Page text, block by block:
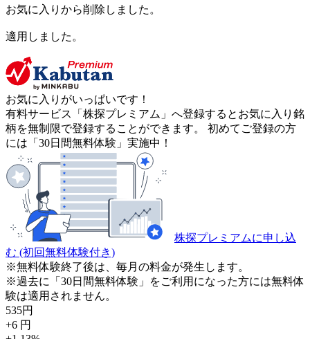
お気に入りから削除しました。
適用しました。
お気に入りがいっぱいです！
有料サービス「株探プレミアム」へ登録するとお気に入り銘
柄を無制限で登録することができます。 初めてご登録の方
には「30日間無料体験」実施中！
株探プレミアムに申し込
む (初回無料体験付き)
※無料体験終了後は、毎月の料金が発生します。
※過去に「30日間無料体験」をご利用になった方には無料体
験は適用されません。
535円
+6 円